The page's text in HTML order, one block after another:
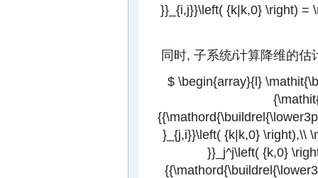
}}_{i,j}}\left( {k|k,0} \right) =
同时, 子系统i计算降维的估
$ \begin{array}{l}
}_{j,i}}\left( {k|k,0} \right),\\
}}_j^j\left( {k,0}